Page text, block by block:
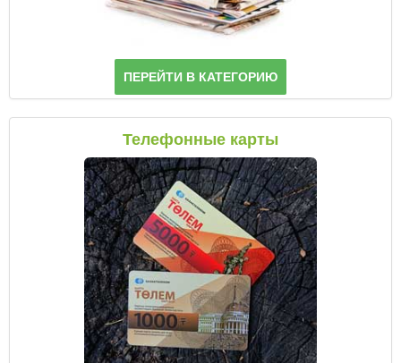
ПЕРЕЙТИ В КАТЕГОРИЮ
Телефонные карты